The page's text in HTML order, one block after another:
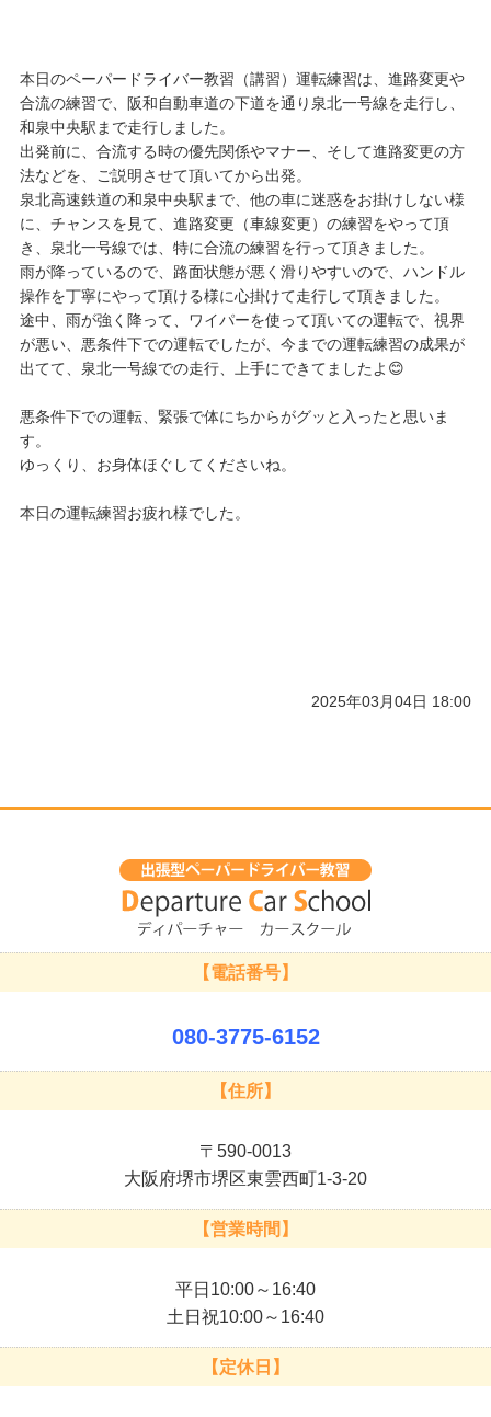
本日のペーパードライバー教習（講習）運転練習は、進路変更や
合流の練習で、阪和自動車道の下道を通り泉北一号線を走行し、
和泉中央駅まで走行しました。
出発前に、合流する時の優先関係やマナー、そして進路変更の方
法などを、ご説明させて頂いてから出発。
泉北高速鉄道の和泉中央駅まで、他の車に迷惑をお掛けしない様
に、チャンスを見て、進路変更（車線変更）の練習をやって頂
き、泉北一号線では、特に合流の練習を行って頂きました。
雨が降っているので、路面状態が悪く滑りやすいので、ハンドル
操作を丁寧にやって頂ける様に心掛けて走行して頂きました。
途中、雨が強く降って、ワイパーを使って頂いての運転で、視界
が悪い、悪条件下での運転でしたが、今までの運転練習の成果が
出てて、泉北一号線での走行、上手にできてましたよ😊
悪条件下での運転、緊張で体にちからがグッと入ったと思いま
す。
ゆっくり、お身体ほぐしてくださいね。
本日の運転練習お疲れ様でした。
2025年03月04日 18:00
【電話番号】
080-3775-6152
【住所】
〒590-0013
大阪府堺市堺区東雲西町1-3-20
【営業時間】
平日10:00～16:40
土日祝10:00～16:40
【定休日】